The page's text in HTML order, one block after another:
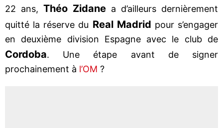
22 ans, Théo Zidane a d’ailleurs dernièrement
quitté la réserve du Real Madrid pour s’engager
en deuxième division Espagne avec le club de
Cordoba. Une étape avant de signer
prochainement à l’OM ?